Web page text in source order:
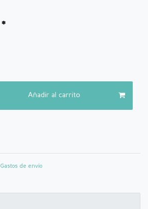
*
Añadir al carrito
Gastos de envío